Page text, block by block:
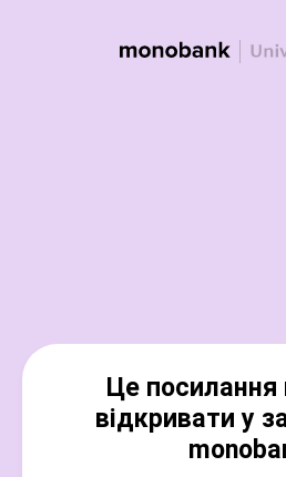
Це посилання
відкривати у